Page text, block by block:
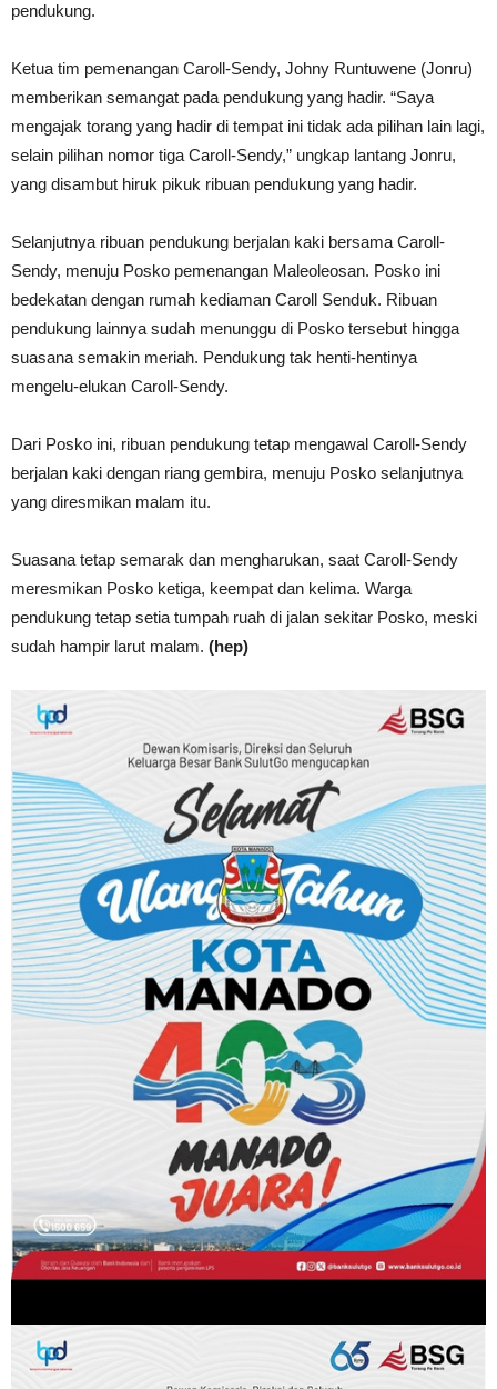
pendukung.
Ketua tim pemenangan Caroll-Sendy, Johny Runtuwene (Jonru)
memberikan semangat pada pendukung yang hadir. “Saya
mengajak torang yang hadir di tempat ini tidak ada pilihan lain lagi,
selain pilihan nomor tiga Caroll-Sendy,” ungkap lantang Jonru,
yang disambut hiruk pikuk ribuan pendukung yang hadir.
Selanjutnya ribuan pendukung berjalan kaki bersama Caroll-
Sendy, menuju Posko pemenangan Maleoleosan. Posko ini
bedekatan dengan rumah kediaman Caroll Senduk. Ribuan
pendukung lainnya sudah menunggu di Posko tersebut hingga
suasana semakin meriah. Pendukung tak henti-hentinya
mengelu-elukan Caroll-Sendy.
Dari Posko ini, ribuan pendukung tetap mengawal Caroll-Sendy
berjalan kaki dengan riang gembira, menuju Posko selanjutnya
yang diresmikan malam itu.
Suasana tetap semarak dan mengharukan, saat Caroll-Sendy
meresmikan Posko ketiga, keempat dan kelima. Warga
pendukung tetap setia tumpah ruah di jalan sekitar Posko, meski
sudah hampir larut malam. (hep)